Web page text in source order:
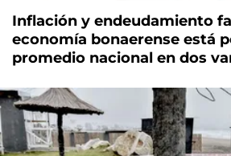
Inflación y endeudamiento
economía bonaerense está
promedio nacional en dos